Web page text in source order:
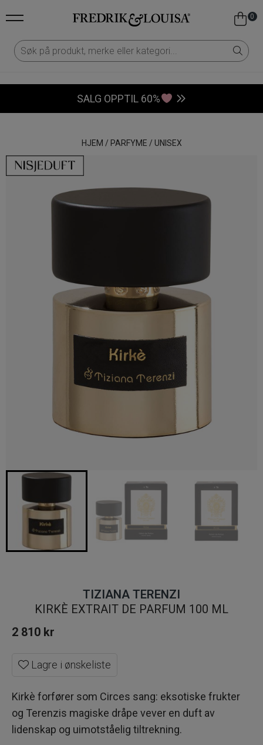
0
SALG OPPTIL 60%
HJEM / PARFYME / UNISEX
TIZIANA TERENZI
KIRKÈ EXTRAIT DE PARFUM 100 ML
2 810 kr
Lagre i ønskeliste
Kirkè forfører som Circes sang: eksotiske frukter
og Terenzis magiske dråpe vever en duft av
lidenskap og uimotståelig tiltrekning.